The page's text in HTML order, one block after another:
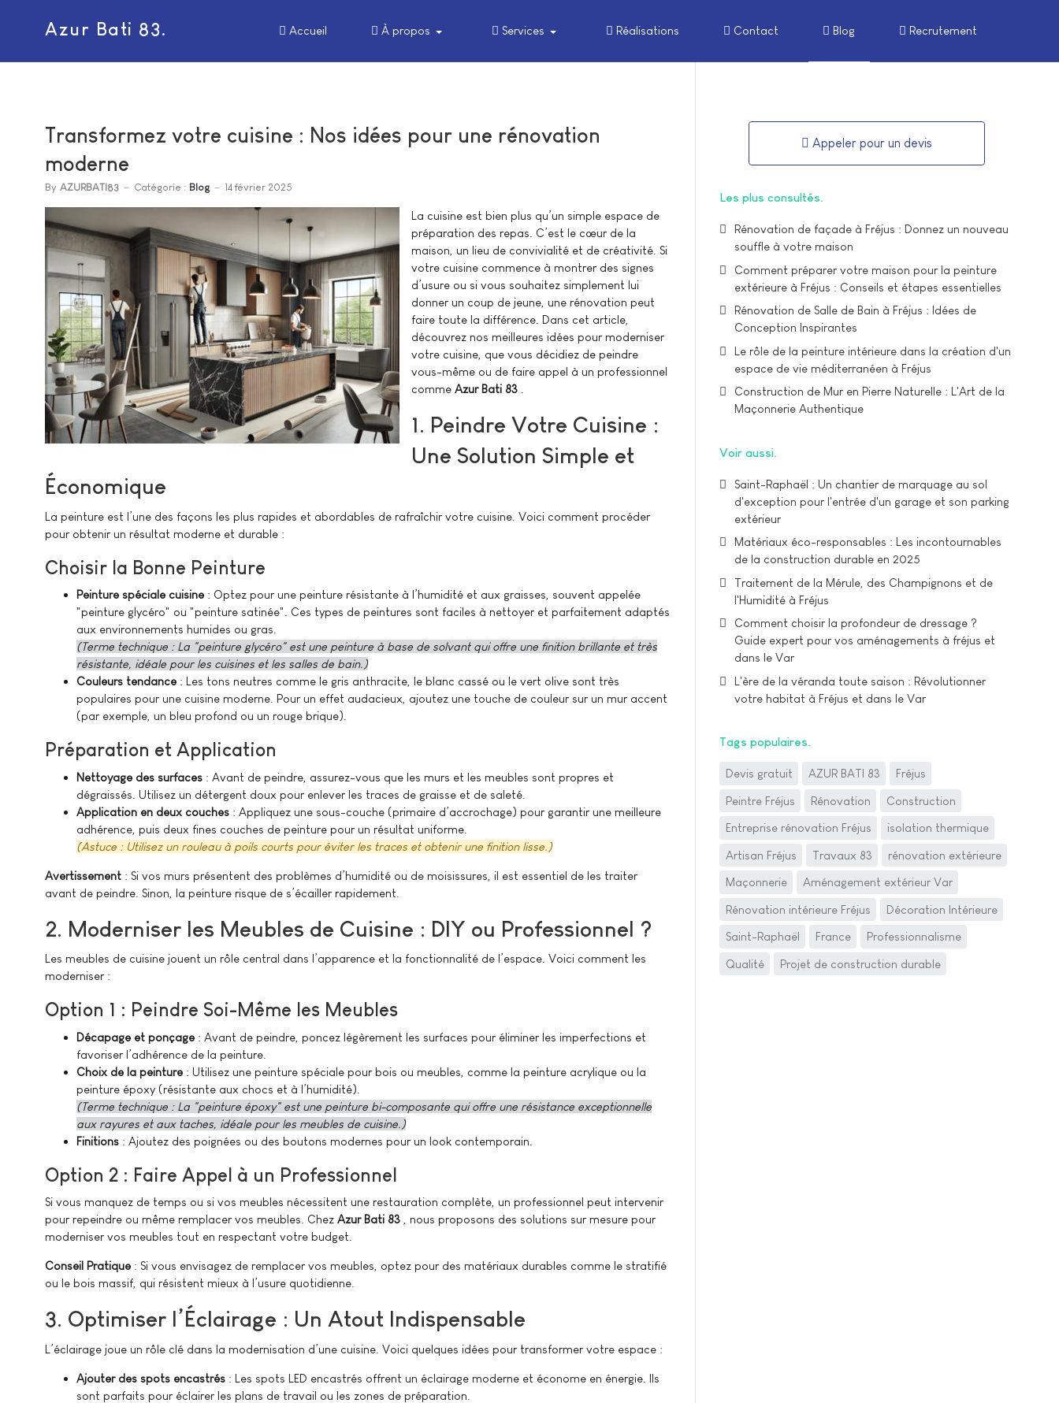
Azur Bati 83. Accueil À propos Services Réalisations Contact Blog Recrutement
Transformez votre cuisine : Nos idées pour une rénovation
moderne
By AZURBATI83 Catégorie : Blog 14 février 2025
La cuisine est bien plus qu’un simple espace de
préparation des repas. C’est le cœur de la
maison, un lieu de convivialité et de créativité. Si
votre cuisine commence à montrer des signes
d’usure ou si vous souhaitez simplement lui
donner un coup de jeune, une rénovation peut
faire toute la différence. Dans cet article,
découvrez nos meilleures idées pour moderniser
votre cuisine, que vous décidiez de peindre
vous-même ou de faire appel à un professionnel
comme Azur Bati 83
1. Peindre Votre Cuisine :
Une Solution Simple et
Économique
La peinture est l’une des façons les plus rapides et abordables de rafraîchir votre cuisine. Voici comment procéder
pour obtenir un résultat moderne et durable :
Choisir la Bonne Peinture
Peinture spéciale cuisine : Optez pour une peinture résistante à l’humidité et aux graisses, souvent appelée
"peinture glycéro" ou "peinture satinée". Ces types de peintures sont faciles à nettoyer et parfaitement adaptés
aux environnements humides ou gras.
(Terme technique : La "peinture glycéro" est une peinture à base de solvant qui offre une finition brillante et très
résistante, idéale pour les cuisines et les salles de bain.)
Couleurs tendance : Les tons neutres comme le gris anthracite, le blanc cassé ou le vert olive sont très
populaires pour une cuisine moderne. Pour un effet audacieux, ajoutez une touche de couleur sur un mur accent
(par exemple, un bleu profond ou un rouge brique).
Préparation et Application
Nettoyage des surfaces : Avant de peindre, assurez-vous que les murs et les meubles sont propres et
dégraissés. Utilisez un détergent doux pour enlever les traces de graisse et de saleté.
Application en deux couches : Appliquez une sous-couche (primaire d’accrochage) pour garantir une meilleure
adhérence, puis deux fines couches de peinture pour un résultat uniforme.
(Astuce : Utilisez un rouleau à poils courts pour éviter les traces et obtenir une finition lisse.)
Avertissement : Si vos murs présentent des problèmes d’humidité ou de moisissures, il est essentiel de les traiter
avant de peindre. Sinon, la peinture risque de s’écailler rapidement.
2. Moderniser les Meubles de Cuisine : DIY ou Professionnel ?
Les meubles de cuisine jouent un rôle central dans l’apparence et la fonctionnalité de l’espace. Voici comment les
moderniser :
Option 1 : Peindre Soi-Même les Meubles
Décapage et ponçage : Avant de peindre, poncez légèrement les surfaces pour éliminer les imperfections et
favoriser l’adhérence de la peinture.
Choix de la peinture : Utilisez une peinture spéciale pour bois ou meubles, comme la peinture acrylique ou la
peinture époxy (résistante aux chocs et à l’humidité).
(Terme technique : La "peinture époxy" est une peinture bi-composante qui offre une résistance exceptionnelle
aux rayures et aux taches, idéale pour les meubles de cuisine.)
Finitions : Ajoutez des poignées ou des boutons modernes pour un look contemporain.
Option 2 : Faire Appel à un Professionnel
Si vous manquez de temps ou si vos meubles nécessitent une restauration complète, un professionnel peut intervenir
pour repeindre ou même remplacer vos meubles. Chez Azur Bati 83
, nous proposons des solutions sur mesure pour
moderniser vos meubles tout en respectant votre budget.
Conseil Pratique : Si vous envisagez de remplacer vos meubles, optez pour des matériaux durables comme le stratifié
ou le bois massif, qui résistent mieux à l’usure quotidienne.
3. Optimiser l’Éclairage : Un Atout Indispensable
L’éclairage joue un rôle clé dans la modernisation d’une cuisine. Voici quelques idées pour transformer votre espace :
Ajouter des spots encastrés : Les spots LED encastrés offrent un éclairage moderne et économe en énergie. Ils
sont parfaits pour éclairer les plans de travail ou les zones de préparation.
Appeler pour un devis
Les plus consultés
Rénovation de façade à Fréjus : Donnez un nouveau
souffle à votre maison
Comment préparer votre maison pour la peinture
extérieure à Fréjus : Conseils et étapes essentielles
Rénovation de Salle de Bain à Fréjus : Idées de
Conception Inspirantes
Le rôle de la peinture intérieure dans la création d'un
espace de vie méditerranéen à Fréjus
Construction de Mur en Pierre Naturelle : L'Art de la
Maçonnerie Authentique
Voir aussi
Saint-Raphaël : Un chantier de marquage au sol
d'exception pour l'entrée d'un garage et son parking
extérieur
Matériaux éco-responsables : Les incontournables
de la construction durable en 2025
Traitement de la Mérule, des Champignons et de
l'Humidité à Fréjus
Comment choisir la profondeur de dressage ?
Guide expert pour vos aménagements à fréjus et
dans le Var
L'ère de la véranda toute saison : Révolutionner
votre habitat à Fréjus et dans le Var
Tags populaires
Devis gratuit AZUR BATI 83 Fréjus
Peintre Fréjus Rénovation Construction
Entreprise rénovation Fréjus isolation thermique
Artisan Fréjus Travaux 83 rénovation extérieure
Maçonnerie Aménagement extérieur Var
Rénovation intérieure Fréjus Décoration Intérieure
Saint-Raphaël France Professionnalisme
Qualité Projet de construction durable